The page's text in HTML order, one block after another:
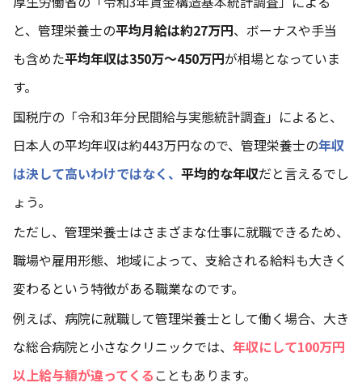
と、管理栄養士の平均月給は約27万円、ボーナスや手当
も含めた平均年収は350万～450万円が相場となっていま
す。
国税庁の 「令和3年分民間給与実態統計調査」 によると、
日本人の平均年収は約443万円なので、管理栄養士の年収
は決して高いわけではなく、 平均的な年収だと言えるでし
ょう。
ただし、管理栄養士はさまざまな仕事に就職できるため、
職場や雇用形態、地域によって、支給される給料も大きく
変わるという特徴がある職業なのです。
例えば、病院に就職して管理栄養士として働く場合、大き
な総合病院と小さなクリニックでは、 年収にして100万円
以上給与額が違ってくる こともあります。